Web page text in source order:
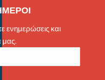
ενημερώσεις και
μας.